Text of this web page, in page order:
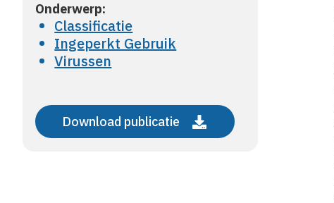
Onderwerp:
Classificatie
Ingeperkt Gebruik
Virussen
Download publicatie